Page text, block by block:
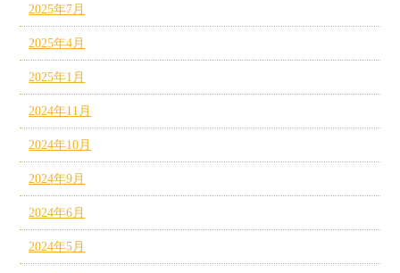
2025年7月
2025年4月
2025年1月
2024年11月
2024年10月
2024年9月
2024年6月
2024年5月